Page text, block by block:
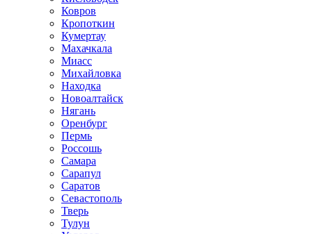
Ковров
Кропоткин
Кумертау
Махачкала
Миасс
Михайловка
Находка
Новоалтайск
Нягань
Оренбург
Пермь
Россошь
Самара
Сарапул
Саратов
Севастополь
Тверь
Тулун